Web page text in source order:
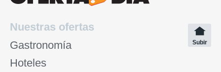
Nuestras ofertas
Gastronomía
Hoteles
Subir